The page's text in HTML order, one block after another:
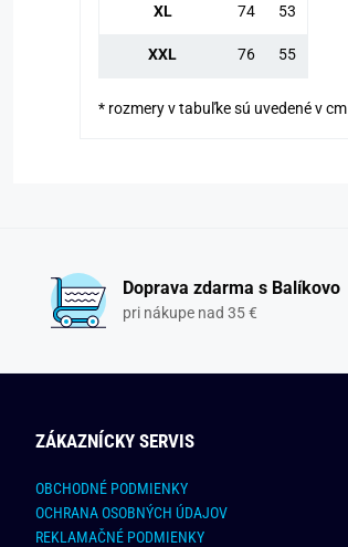
XL 74 53
XXL 76 55
* rozmery v tabuľke sú uvedené v cm
Doprava zdarma s Balíkovo
pri nákupe nad 35 €
ZÁKAZNÍCKY SERVIS
OBCHODNÉ PODMIENKY
OCHRANA OSOBNÝCH ÚDAJOV
REKLAMAČNÉ PODMIENKY